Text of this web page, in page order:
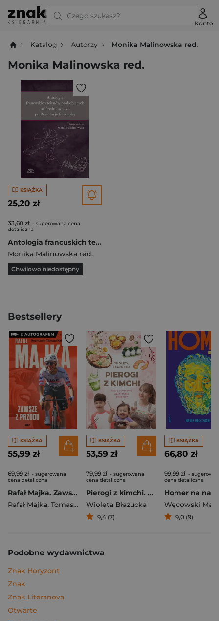
Czego szukasz?
Konto
Katalog Autorzy Monika Malinowska red.
Monika Malinowska red.
KSIĄŻKA
25,20 zł
33,60 zł - sugerowana cena
detaliczna
Antologia francuskich tekstów prokobiecych od średniowiecza po Rewolucję francuską
Monika Malinowska red.
Chwilowo niedostępny
Bestsellery
KSIĄŻKA
55,99 zł
69,99 zł - sugerowana
cena detaliczna
Rafał Majka. Zawsze z przodu. Rozmawia Tomasz Kalemba - książka z autografem
Rafał Majka, Tomasz Kalemba
KSIĄŻKA
53,59 zł
79,99 zł - sugerowana
cena detaliczna
Pierogi z kimchi. Moje ulubione azjatyckie przepisy
Wioleta Błazucka
9,4 (7)
KSIĄŻKA
66,80 zł
99,99 zł -
cena detaliczna
Węcowski
9,0 (9)
Podobne wydawnictwa
Znak Horyzont
Znak
Znak Literanova
Otwarte